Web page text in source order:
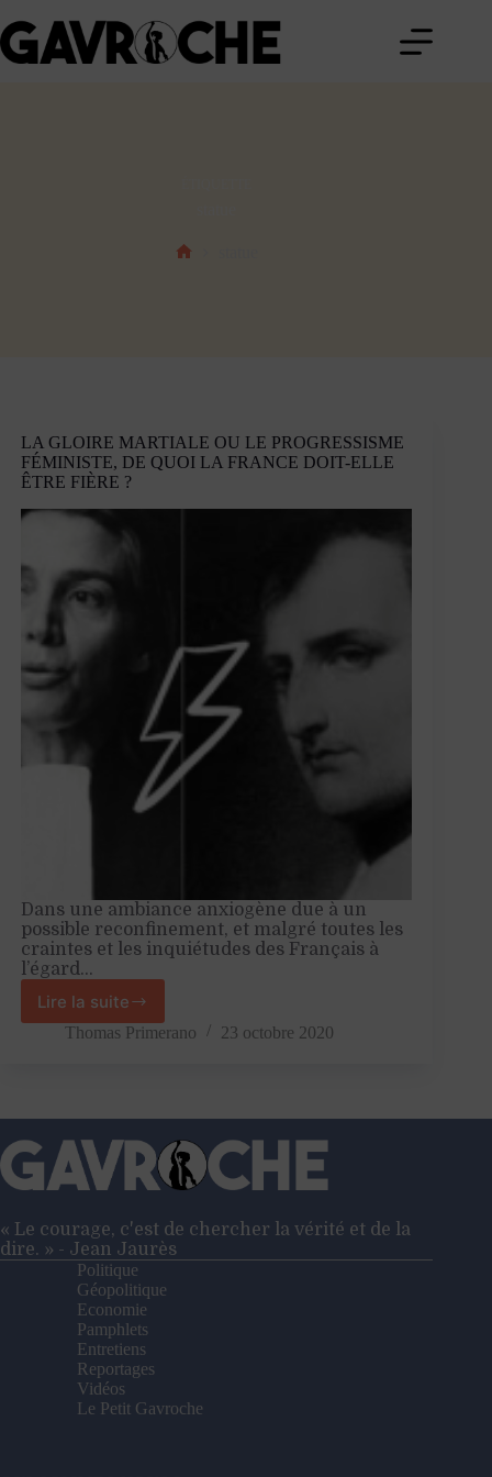
au
contenu
LA GLOIRE MARTIALE OU LE PROGRESSISME
FÉMINISTE, DE QUOI LA FRANCE DOIT-ELLE
ÊTRE FIÈRE ?
Dans une ambiance anxiogène due à un
possible reconfinement, et malgré toutes les
craintes et les inquiétudes des Français à
l’égard…
Lire la suite
La
gloire
progressisme
féministe,
de
quoi
France
doit-
elle
être
fière
?
Thomas Primerano 23 octobre 2020
« Le courage, c'est de chercher la vérité et de la
dire. » - Jean Jaurès
Politique
Géopolitique
Economie
Pamphlets
Entretiens
Reportages
Vidéos
Le Petit Gavroche